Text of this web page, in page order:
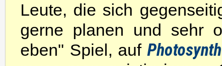
Leute, die sich
gerne planen und sehr
eben" Spiel, auf